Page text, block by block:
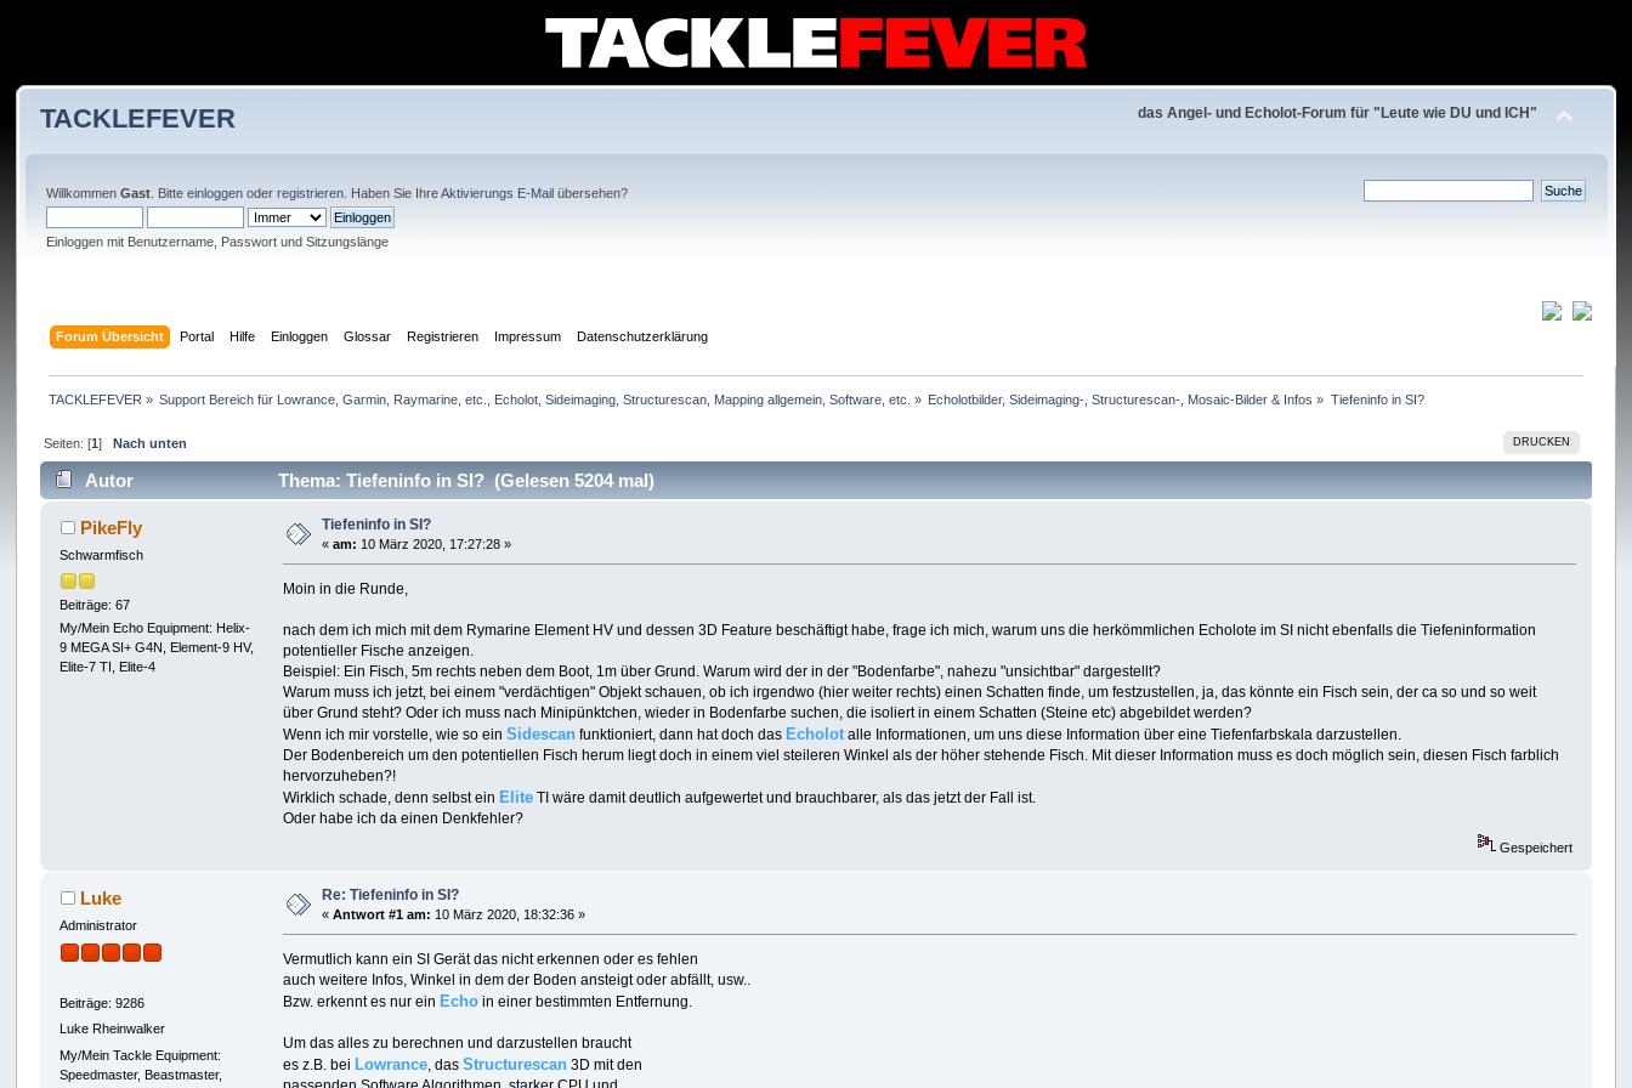
TACKLEFEVER das Angel- und Echolot-Forum für "Leute wie DU und ICH"
WillkommenGast . Bitteeinloggen oderregistrieren . Haben Sie IhreAktivierungs E-Mail übersehen?
Einloggen mit Benutzername, Passwort und Sitzungslänge
Forum Übersicht Portal Hilfe Einloggen Glossar Registrieren Impressum Datenschutzerklärung
TACKLEFEVER » Support Bereich für Lowrance, Garmin, Raymarine, etc., Echolot, Sideimaging, Structurescan, Mapping allgemein, Software, etc. » Echolotbilder, Sideimaging-, Structurescan-, Mosaic-Bilder & Infos » Tiefeninfo in SI?
DRUCKEN
Seiten: [1] Nach unten
Autor Thema: Tiefeninfo in SI? (Gelesen 5204 mal)
PikeFly
Schwarmfisch
Beiträge: 67
My/Mein Echo Equipment: Helix-
9 MEGA SI+ G4N, Element-9 HV,
Elite-7 TI, Elite-4
Tiefeninfo in SI?
«am: 10 März 2020, 17:27:28 »
Moin in die Runde,
nach dem ich mich mit dem Rymarine Element HV und dessen 3D Feature beschäftigt habe, frage ich mich, warum uns die herkömmlichen Echolote im SI nicht ebenfalls die Tiefeninformation
potentieller Fische anzeigen.
Beispiel: Ein Fisch, 5m rechts neben dem Boot, 1m über Grund. Warum wird der in der "Bodenfarbe", nahezu "unsichtbar" dargestellt?
Warum muss ich jetzt, bei einem "verdächtigen" Objekt schauen, ob ich irgendwo (hier weiter rechts) einen Schatten finde, um festzustellen, ja, das könnte ein Fisch sein, der ca so und so weit
über Grund steht? Oder ich muss nach Minipünktchen, wieder in Bodenfarbe suchen, die isoliert in einem Schatten (Steine etc) abgebildet werden?
Wenn ich mir vorstelle, wie so einSidescan funktioniert, dann hat doch das Echolot alle Informationen, um uns diese Information über eine Tiefenfarbskala darzustellen.
Der Bodenbereich um den potentiellen Fisch herum liegt doch in einem viel steileren Winkel als der höher stehende Fisch. Mit dieser Information muss es doch möglich sein, diesen Fisch farblich
hervorzuheben?!
Wirklich schade, denn selbst ein Elite TI wäre damit deutlich aufgewertet und brauchbarer, als das jetzt der Fall ist.
Oder habe ich da einen Denkfehler?
Gespeichert
Luke
Administrator
Beiträge: 9286
Luke Rheinwalker
My/Mein Tackle Equipment:
Speedmaster, Beastmaster,
Re: Tiefeninfo in SI?
«Antwort #1 am: 10 März 2020, 18:32:36 »
Vermutlich kann ein SI Gerät das nicht erkennen oder es fehlen
auch weitere Infos, Winkel in dem der Boden ansteigt oder abfällt, usw..
Bzw. erkennt es nur ein Echo in einer bestimmten Entfernung.
Um das alles zu berechnen und darzustellen braucht
es z.B. bei Lowrance, dasStructurescan 3D mit den